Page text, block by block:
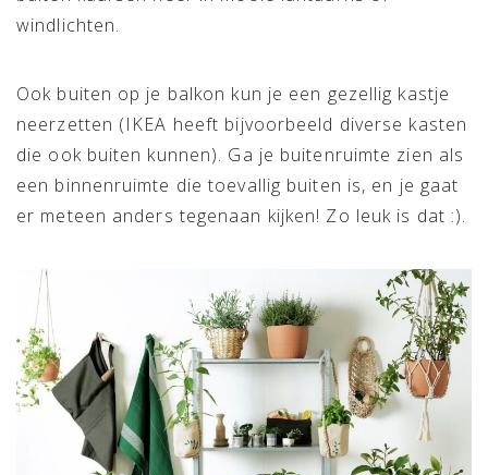
windlichten.
Ook buiten op je balkon kun je een gezellig kastje
neerzetten (IKEA heeft bijvoorbeeld diverse kasten
die ook buiten kunnen). Ga je buitenruimte zien als
een binnenruimte die toevallig buiten is, en je gaat
er meteen anders tegenaan kijken! Zo leuk is dat :).